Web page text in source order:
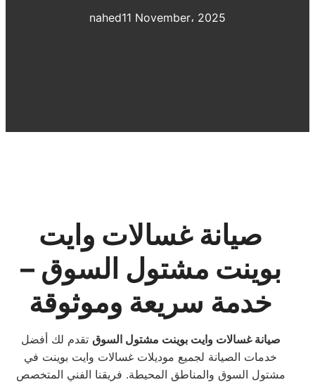
nahed11 November، 2025
صيانة غسالات وايت
بوينت مشتول السوق –
خدمة سريعة وموثوقة
صيانة غسالات وايت بوينت مشتول السوق تقدم لك أفضل
خدمات الصيانة لجميع موديلات غسالات وايت بوينت في
مشتول السوق والمناطق المحيطة. فريقنا الفني المتخصص